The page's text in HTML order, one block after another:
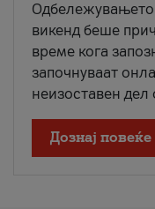
Одбележувањето
викенд беше
време кога
започнуваат
неизоставен дел
Дознај повеќе